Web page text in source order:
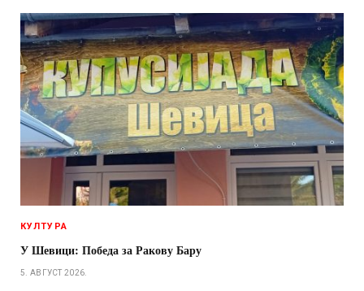
КУЛТУРА
У Шевици: Победа за Ракову Бару
5. АВГУСТ 2026.